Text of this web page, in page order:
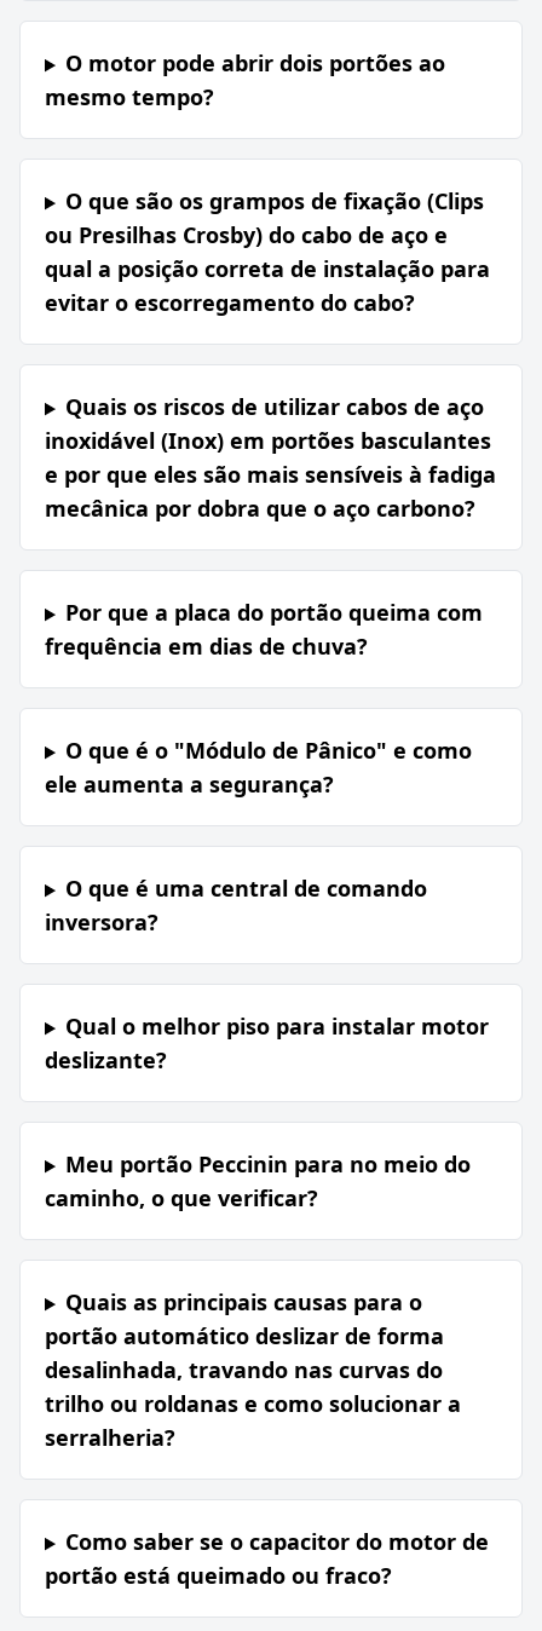
O motor pode abrir dois portões ao
mesmo tempo?
O que são os grampos de fixação (Clips
ou Presilhas Crosby) do cabo de aço e
qual a posição correta de instalação para
evitar o escorregamento do cabo?
Quais os riscos de utilizar cabos de aço
inoxidável (Inox) em portões basculantes
e por que eles são mais sensíveis à fadiga
mecânica por dobra que o aço carbono?
Por que a placa do portão queima com
frequência em dias de chuva?
O que é o "Módulo de Pânico" e como
ele aumenta a segurança?
O que é uma central de comando
inversora?
Qual o melhor piso para instalar motor
deslizante?
Meu portão Peccinin para no meio do
caminho, o que verificar?
Quais as principais causas para o
portão automático deslizar de forma
desalinhada, travando nas curvas do
trilho ou roldanas e como solucionar a
serralheria?
Como saber se o capacitor do motor de
portão está queimado ou fraco?